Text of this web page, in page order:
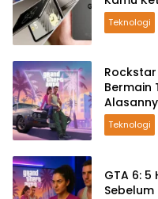
Teknologi
Bermain
Teknologi
GTA 6: